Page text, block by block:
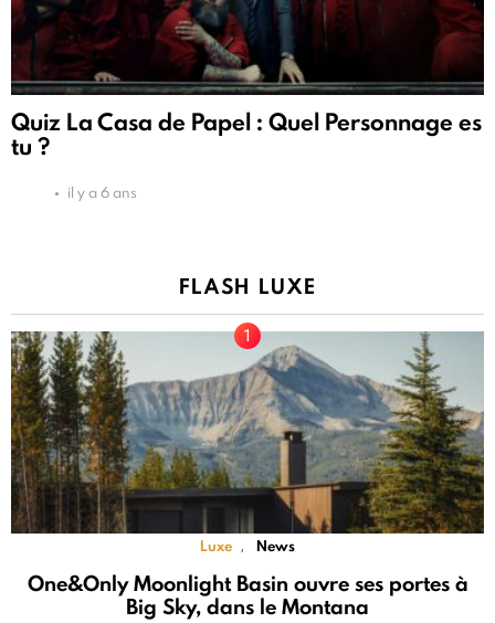
Quiz La Casa de Papel : Quel Personnage es
tu ?
il y a 6 ans
FLASH LUXE
Luxe News
One&Only Moonlight Basin ouvre ses portes à
Big Sky, dans le Montana